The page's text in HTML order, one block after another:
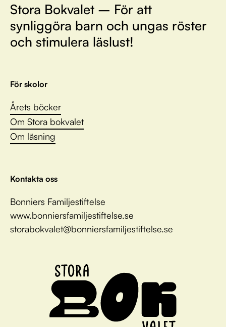
Stora Bokvalet – För att
synliggöra barn och ungas röster
och stimulera läslust!
För skolor
Årets böcker
Om Stora bokvalet
Om läsning
Kontakta oss
Bonniers Familjestiftelse
www.bonniersfamiljestiftelse.se
storabokvalet@bonniersfamiljestiftelse.se